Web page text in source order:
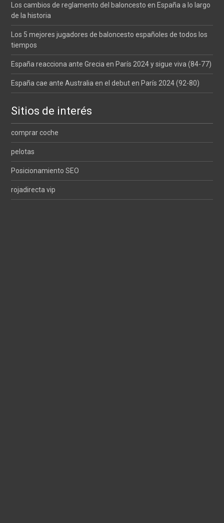
Los cambios de reglamento del baloncesto en España a lo largo
de la historia
Los 5 mejores jugadores de baloncesto españoles de todos los
tiempos
España reacciona ante Grecia en París 2024 y sigue viva (84-77)
España cae ante Australia en el debut en París 2024 (92-80)
Sitios de interés
comprar coche
pelotas
Posicionamiento SEO
rojadirecta vip